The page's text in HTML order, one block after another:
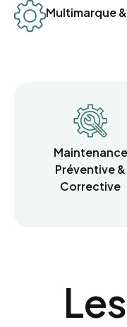
Multimarque
Maintenance
Préventive &
Corrective